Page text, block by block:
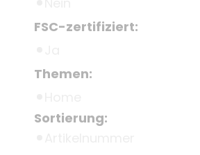
FSC-zertifiziert:
Themen:
Sortierung: